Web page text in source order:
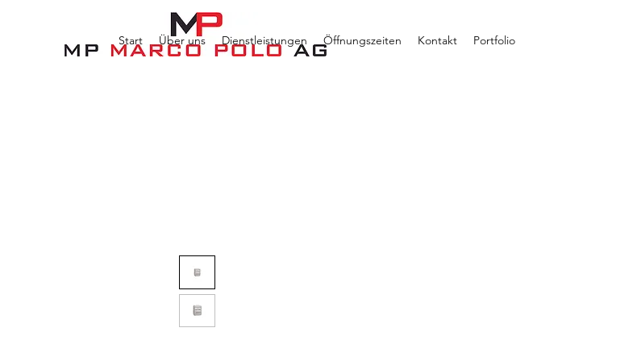
Start Über uns Dienstleistungen Öffnungszeiten Kontakt Portfolio